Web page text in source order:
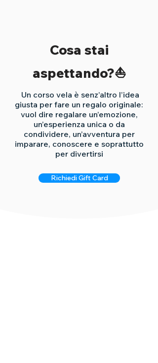
Cosa stai
aspettando?⛵
Un corso vela è senz’altro l’idea
giusta per fare un regalo originale:
vuol dire regalare un’emozione,
un’esperienza unica o da
condividere, un’avventura per
imparare, conoscere e soprattutto
per divertirsi
Richiedi Gift Card